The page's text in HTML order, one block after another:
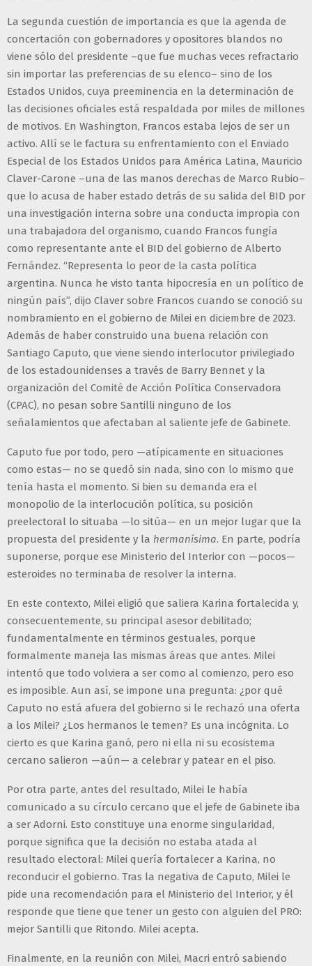
La segunda cuestión de importancia es que la agenda de
concertación con gobernadores y opositores blandos no
viene sólo del presidente –que fue muchas veces refractario
sin importar las preferencias de su elenco– sino de los
Estados Unidos, cuya preeminencia en la determinación de
las decisiones oficiales está respaldada por miles de millones
de motivos. En Washington, Francos estaba lejos de ser un
activo. Allí se le factura su enfrentamiento con el Enviado
Especial de los Estados Unidos para América Latina, Mauricio
Claver-Carone –una de las manos derechas de Marco Rubio–
que lo acusa de haber estado detrás de su salida del BID por
una investigación interna sobre una conducta impropia con
una trabajadora del organismo, cuando Francos fungía
como representante ante el BID del gobierno de Alberto
Fernández. “Representa lo peor de la casta política
argentina. Nunca he visto tanta hipocresía en un político de
ningún país”, dijo Claver sobre Francos cuando se conoció su
nombramiento en el gobierno de Milei en diciembre de 2023.
Además de haber construido una buena relación con
Santiago Caputo, que viene siendo interlocutor privilegiado
de los estadounidenses a través de Barry Bennet y la
organización del Comité de Acción Política Conservadora
(CPAC), no pesan sobre Santilli ninguno de los
señalamientos que afectaban al saliente jefe de Gabinete.
Caputo fue por todo, pero —atípicamente en situaciones
como estas— no se quedó sin nada, sino con lo mismo que
tenía hasta el momento. Si bien su demanda era el
monopolio de la interlocución política, su posición
preelectoral lo situaba —lo sitúa— en un mejor lugar que la
propuesta del presidente y la hermanísima. En parte, podría
suponerse, porque ese Ministerio del Interior con —pocos—
esteroides no terminaba de resolver la interna.
En este contexto, Milei eligió que saliera Karina fortalecida y,
consecuentemente, su principal asesor debilitado;
fundamentalmente en términos gestuales, porque
formalmente maneja las mismas áreas que antes. Milei
intentó que todo volviera a ser como al comienzo, pero eso
es imposible. Aun así, se impone una pregunta: ¿por qué
Caputo no está afuera del gobierno si le rechazó una oferta
a los Milei? ¿Los hermanos le temen? Es una incógnita. Lo
cierto es que Karina ganó, pero ni ella ni su ecosistema
cercano salieron —aún— a celebrar y patear en el piso.
Por otra parte, antes del resultado, Milei le había
comunicado a su círculo cercano que el jefe de Gabinete iba
a ser Adorni. Esto constituye una enorme singularidad,
porque significa que la decisión no estaba atada al
resultado electoral: Milei quería fortalecer a Karina, no
reconducir el gobierno. Tras la negativa de Caputo, Milei le
pide una recomendación para el Ministerio del Interior, y él
responde que tiene que tener un gesto con alguien del PRO:
mejor Santilli que Ritondo. Milei acepta.
Finalmente, en la reunión con Milei, Macri entró sabiendo